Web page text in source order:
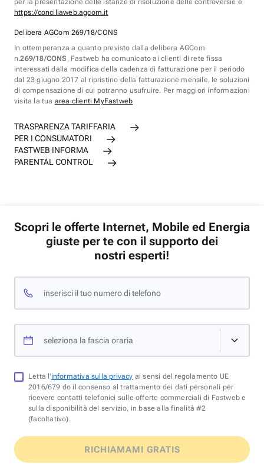
per la presentazione delle istanze di risoluzione delle controversie è
https://conciliaweb.agcom.it
Delibera AGCom 269/18/CONS
In ottemperanza a quanto previsto dalla delibera AGCom
n.269/18/CONS , Fastweb ha comunicato ai clienti di rete fissa
interessati dalla modifica della cadenza di fatturazione per il periodo
dal 23 giugno 2017 al ripristino della fatturazione mensile, le soluzioni
di compensazione di cui potranno usufruire. Per maggiori informazioni
visita la tua area clienti MyFastweb
TRASPARENZA TARIFFARIA
PER I CONSUMATORI
FASTWEB INFORMA
PARENTAL CONTROL
Scopri le offerte Internet, Mobile ed Energia
giuste per te con il supporto dei
nostri esperti!
inserisci il tuo numero di telefono
seleziona la fascia oraria
Letta l'informativa sulla privacy ai sensi del regolamento UE
2016/679 do il consenso al trattamento dei dati personali per
ricevere contatti telefonici sulle offerte commerciali di Fastweb e
sulla disponibilità del servizio, in base alla finalità #2
(facoltativo).
RICHIAMAMI GRATIS